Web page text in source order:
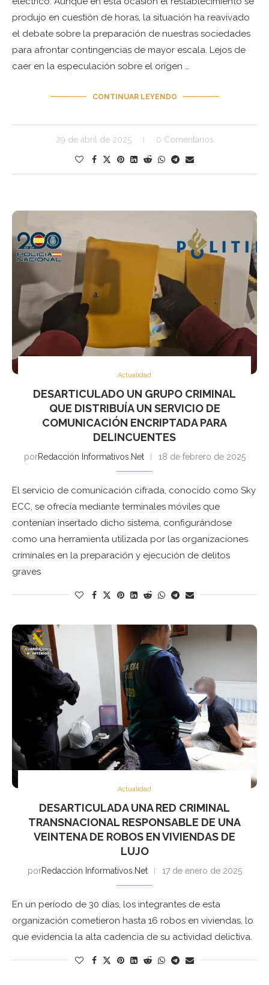
produjo en cuestión de horas, la situación ha reavivado
el debate sobre la preparación de nuestras sociedades
para afrontar contingencias de mayor escala. Lejos de
caer en la especulación sobre el origen …
CONTINUAR LEYENDO
29 de abril de 2025 0 Comentarios
Actualidad
DESARTICULADO UN GRUPO CRIMINAL
QUE DISTRIBUÍA UN SERVICIO DE
COMUNICACIÓN ENCRIPTADA PARA
DELINCUENTES
porRedacción Informativos.Net 18 de febrero de 2025
El servicio de comunicación cifrada, conocido como Sky
ECC, se ofrecía mediante terminales móviles que
contenían insertado dicho sistema, configurándose
como una herramienta utilizada por las organizaciones
criminales en la preparación y ejecución de delitos
graves
Actualidad
DESARTICULADA UNA RED CRIMINAL
TRANSNACIONAL RESPONSABLE DE UNA
VEINTENA DE ROBOS EN VIVIENDAS DE
LUJO
porRedacción Informativos.Net 17 de enero de 2025
En un período de 30 días, los integrantes de esta
organización cometieron hasta 16 robos en viviendas, lo
que evidencia la alta cadencia de su actividad delictiva.